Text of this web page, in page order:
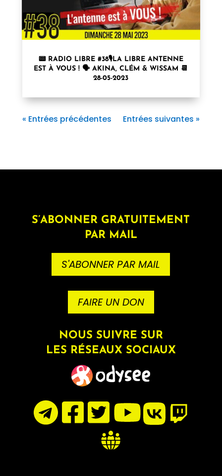
📟 RADIO LIBRE #38🎙LA LIBRE ANTENNE
EST À VOUS ! 🗣 AKINA, CLÉM & WISSAM 📆
28-05-2023
« Entrées précédentes Entrées suivantes »
S’ABONNER GRATUITEMENT
PAR MAIL
S'ABONNER PAR MAIL
FAIRE UN DON
NOUS SUIVRE SUR
LES RÉSEAUX SOCIAUX